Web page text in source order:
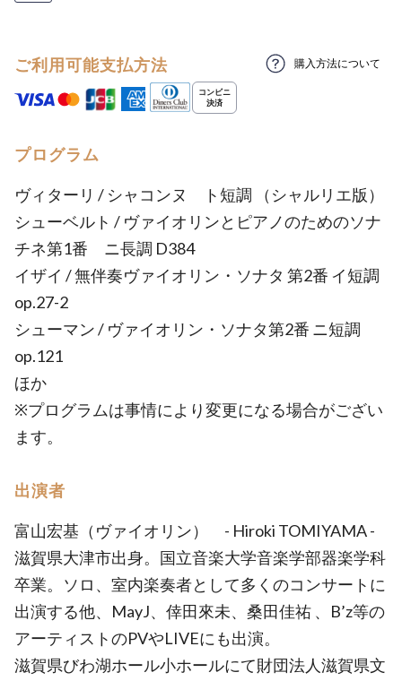
ご利用可能支払方法 購入方法について
プログラム
ヴィターリ / シャコンヌ ト短調 （シャルリエ版）
シューベルト / ヴァイオリンとピアノのためのソナ
チネ第1番 ニ長調 D384
イザイ / 無伴奏ヴァイオリン・ソナタ 第2番 イ短調
op.27-2
シューマン / ヴァイオリン・ソナタ第2番 ニ短調
op.121
ほか
※プログラムは事情により変更になる場合がござい
ます。
出演者
富山宏基（ヴァイオリン） - Hiroki TOMIYAMA -
滋賀県大津市出身。国立音楽大学音楽学部器楽学科
卒業。ソロ、室内楽奏者として多くのコンサートに
出演する他、MayJ、倖田來未、桑田佳祐 、B’z等の
アーティストのPVやLIVEにも出演。
滋賀県びわ湖ホール小ホールにて財団法人滋賀県文